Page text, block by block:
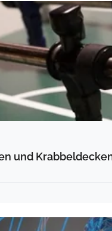
und